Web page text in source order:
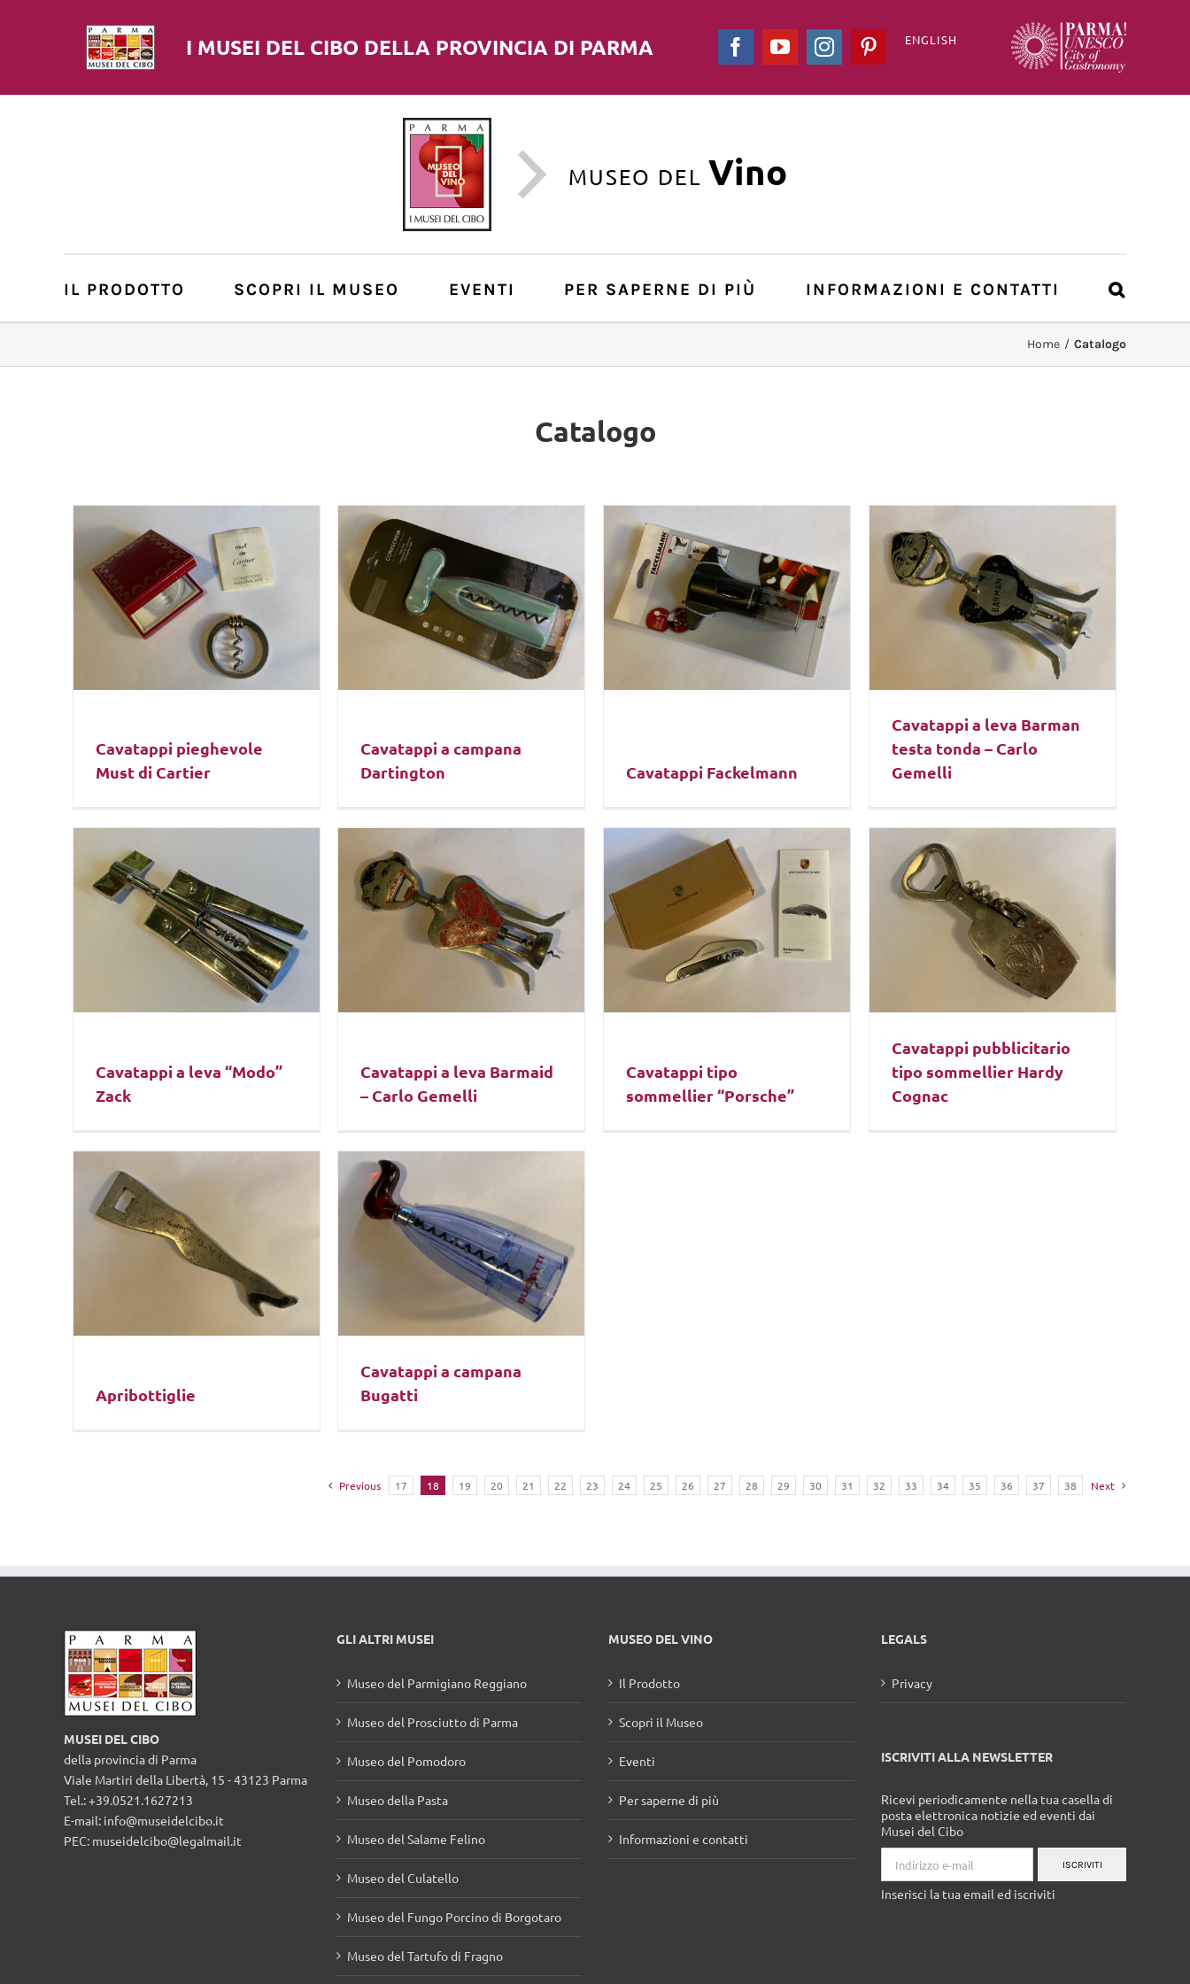
I MUSEI DEL CIBO DELLA PROVINCIA DI PARMA ENGLISH
FacebookYouTubeInstagramPinterest
MUSEO DEL Vino
IL PRODOTTO SCOPRI IL MUSEO EVENTI PER SAPERNE DI PIÙ INFORMAZIONI E CONTATTI
Catalogo
Home / Catalogo
Cavatappi pieghevole
Must di Cartier
Cavatappi a campana
Dartington
Cavatappi Fackelmann
Cavatappi a leva Barman
testa tonda – Carlo
Gemelli
Cavatappi a leva “Modo”
Zack
Cavatappi a leva Barmaid
– Carlo Gemelli
Cavatappi tipo
sommellier “Porsche”
Cavatappi pubblicitario
tipo sommellier Hardy
Cognac
Apribottiglie
Cavatappi a campana
Bugatti
Previous 17 18 19 20 21 22 23 24 25 26 27 28 29 30 31 32 33 34 35 36 37 38 Next
MUSEI DEL CIBO
della provincia di Parma
Viale Martiri della Libertà, 15 - 43123 Parma
Tel.: +39.0521.1627213
E-mail: info@museidelcibo.it
PEC: museidelcibo@legalmail.it
GLI ALTRI MUSEI
Museo del Parmigiano Reggiano
Museo del Prosciutto di Parma
Museo del Pomodoro
Museo della Pasta
Museo del Salame Felino
Museo del Culatello
Museo del Fungo Porcino di Borgotaro
Museo del Tartufo di Fragno
MUSEO DEL VINO
Il Prodotto
Scopri il Museo
Eventi
Per saperne di più
Informazioni e contatti
LEGALS
Privacy
ISCRIVITI ALLA NEWSLETTER
Ricevi periodicamente nella tua casella di
posta elettronica notizie ed eventi dai
Musei del Cibo
ISCRIVITI
Inserisci la tua email ed iscriviti